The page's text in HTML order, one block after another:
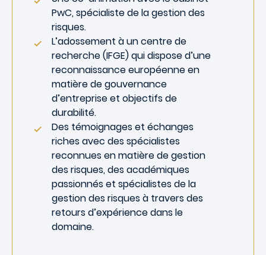
PwC, spécialiste de la gestion des
risques.
L’adossement à un centre de
recherche (IFGE) qui dispose d’une
reconnaissance européenne en
matière de gouvernance
d’entreprise et objectifs de
durabilité.
Des témoignages et échanges
riches avec des spécialistes
reconnues en matière de gestion
des risques, des académiques
passionnés et spécialistes de la
gestion des risques à travers des
retours d’expérience dans le
domaine.